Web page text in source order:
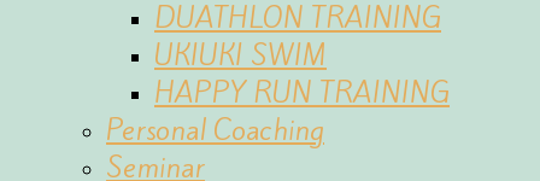
DUATHLON TRAINING
UKIUKI SWIM
HAPPY RUN TRAINING
Personal Coaching
Seminar